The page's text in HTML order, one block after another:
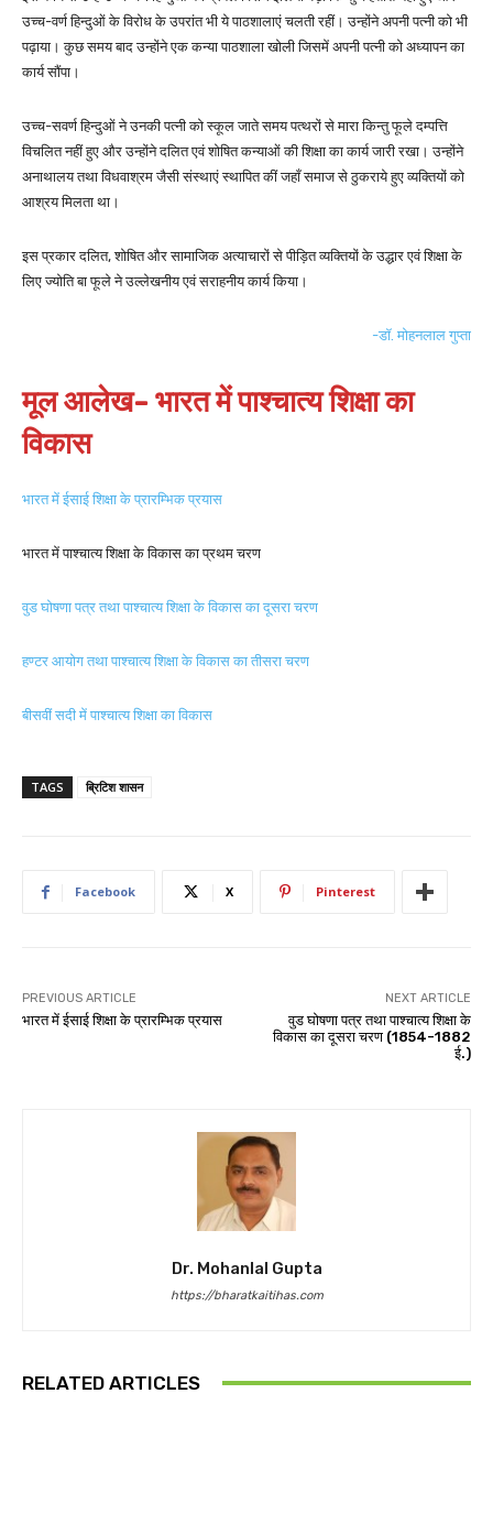
उच्च-वर्ण हिन्दुओं के विरोध के उपरांत भी ये पाठशालाएं चलती रहीं। उन्होंने अपनी पत्नी को भी
पढ़ाया। कुछ समय बाद उन्होंने एक कन्या पाठशाला खोली जिसमें अपनी पत्नी को अध्यापन का
कार्य सौंपा।
उच्च-सवर्ण हिन्दुओं ने उनकी पत्नी को स्कूल जाते समय पत्थरों से मारा किन्तु फूले दम्पत्ति
विचलित नहीं हुए और उन्होंने दलित एवं शोषित कन्याओं की शिक्षा का कार्य जारी रखा। उन्होंने
अनाथालय तथा विधवाश्रम जैसी संस्थाएं स्थापित कीं जहाँ समाज से ठुकराये हुए व्यक्तियों को
आश्रय मिलता था।
इस प्रकार दलित, शोषित और सामाजिक अत्याचारों से पीड़ित व्यक्तियों के उद्धार एवं शिक्षा के
लिए ज्योति बा फूले ने उल्लेखनीय एवं सराहनीय कार्य किया।
-डॉ. मोहनलाल गुप्ता
मूल आलेख-भारतमें पाश्चात्य शिक्षा का
विकास
भारत में ईसाई शिक्षा के प्रारम्भिक प्रयास
भारत में पाश्चात्य शिक्षा के विकास का प्रथम चरण
वुड घोषणा पत्र तथा पाश्चात्य शिक्षा के विकास का दूसरा चरण
हण्टर आयोग तथा पाश्चात्य शिक्षा के विकास का तीसरा चरण
बीसवीं सदी में पाश्चात्य शिक्षा का विकास
TAGS ब्रिटिश शासन
Facebook X Pinterest
PREVIOUS ARTICLE
भारत में ईसाई शिक्षा के प्रारम्भिक प्रयास
NEXT ARTICLE
वुड घोषणा पत्र तथा पाश्चात्य शिक्षा के
विकास का दूसरा चरण (1854-1882
ई.)
Dr. Mohanlal Gupta
https://bharatkaitihas.com
RELATED ARTICLES